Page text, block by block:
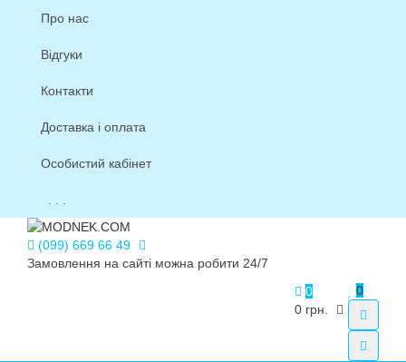
Про нас
Відгуки
Контакти
Доставка і оплата
Особистий кабінет
(099) 669 66 49
Замовлення на сайті можна робити 24/7
0
0
0 грн.